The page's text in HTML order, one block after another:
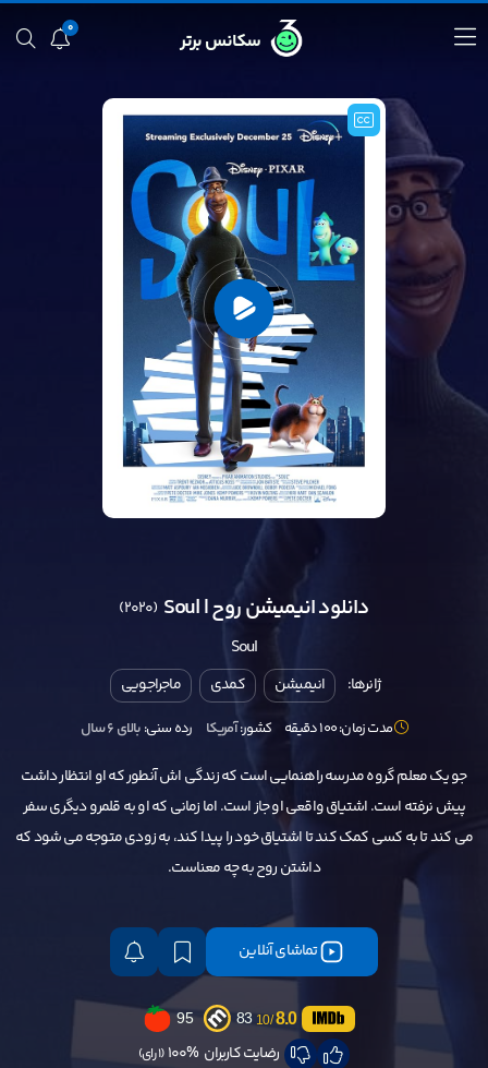
0
سکانس برتر
دانلود انیمیشن روح | Soul (2020)
Soul
ژانرها: انیمیشن کمدی ماجراجویی
مدت زمان: 100 دقیقه کشور:آمریکا رده سنی: بالای ۶ سال
جو یک معلم گروه مدرسه راهنمایی است که زندگی اش آنطور که او انتظار داشت
پیش نرفته است. اشتیاق واقعی او جاز است. اما زمانی که او به قلمرو دیگری سفر
می کند تا به کسی کمک کند تا اشتیاق خود را پیدا کند، به زودی متوجه می شود که
داشتن روح به چه معناست.
تماشای آنلاین
8.0
/10
83
95
رضایت کاربران 100% (1 رای)